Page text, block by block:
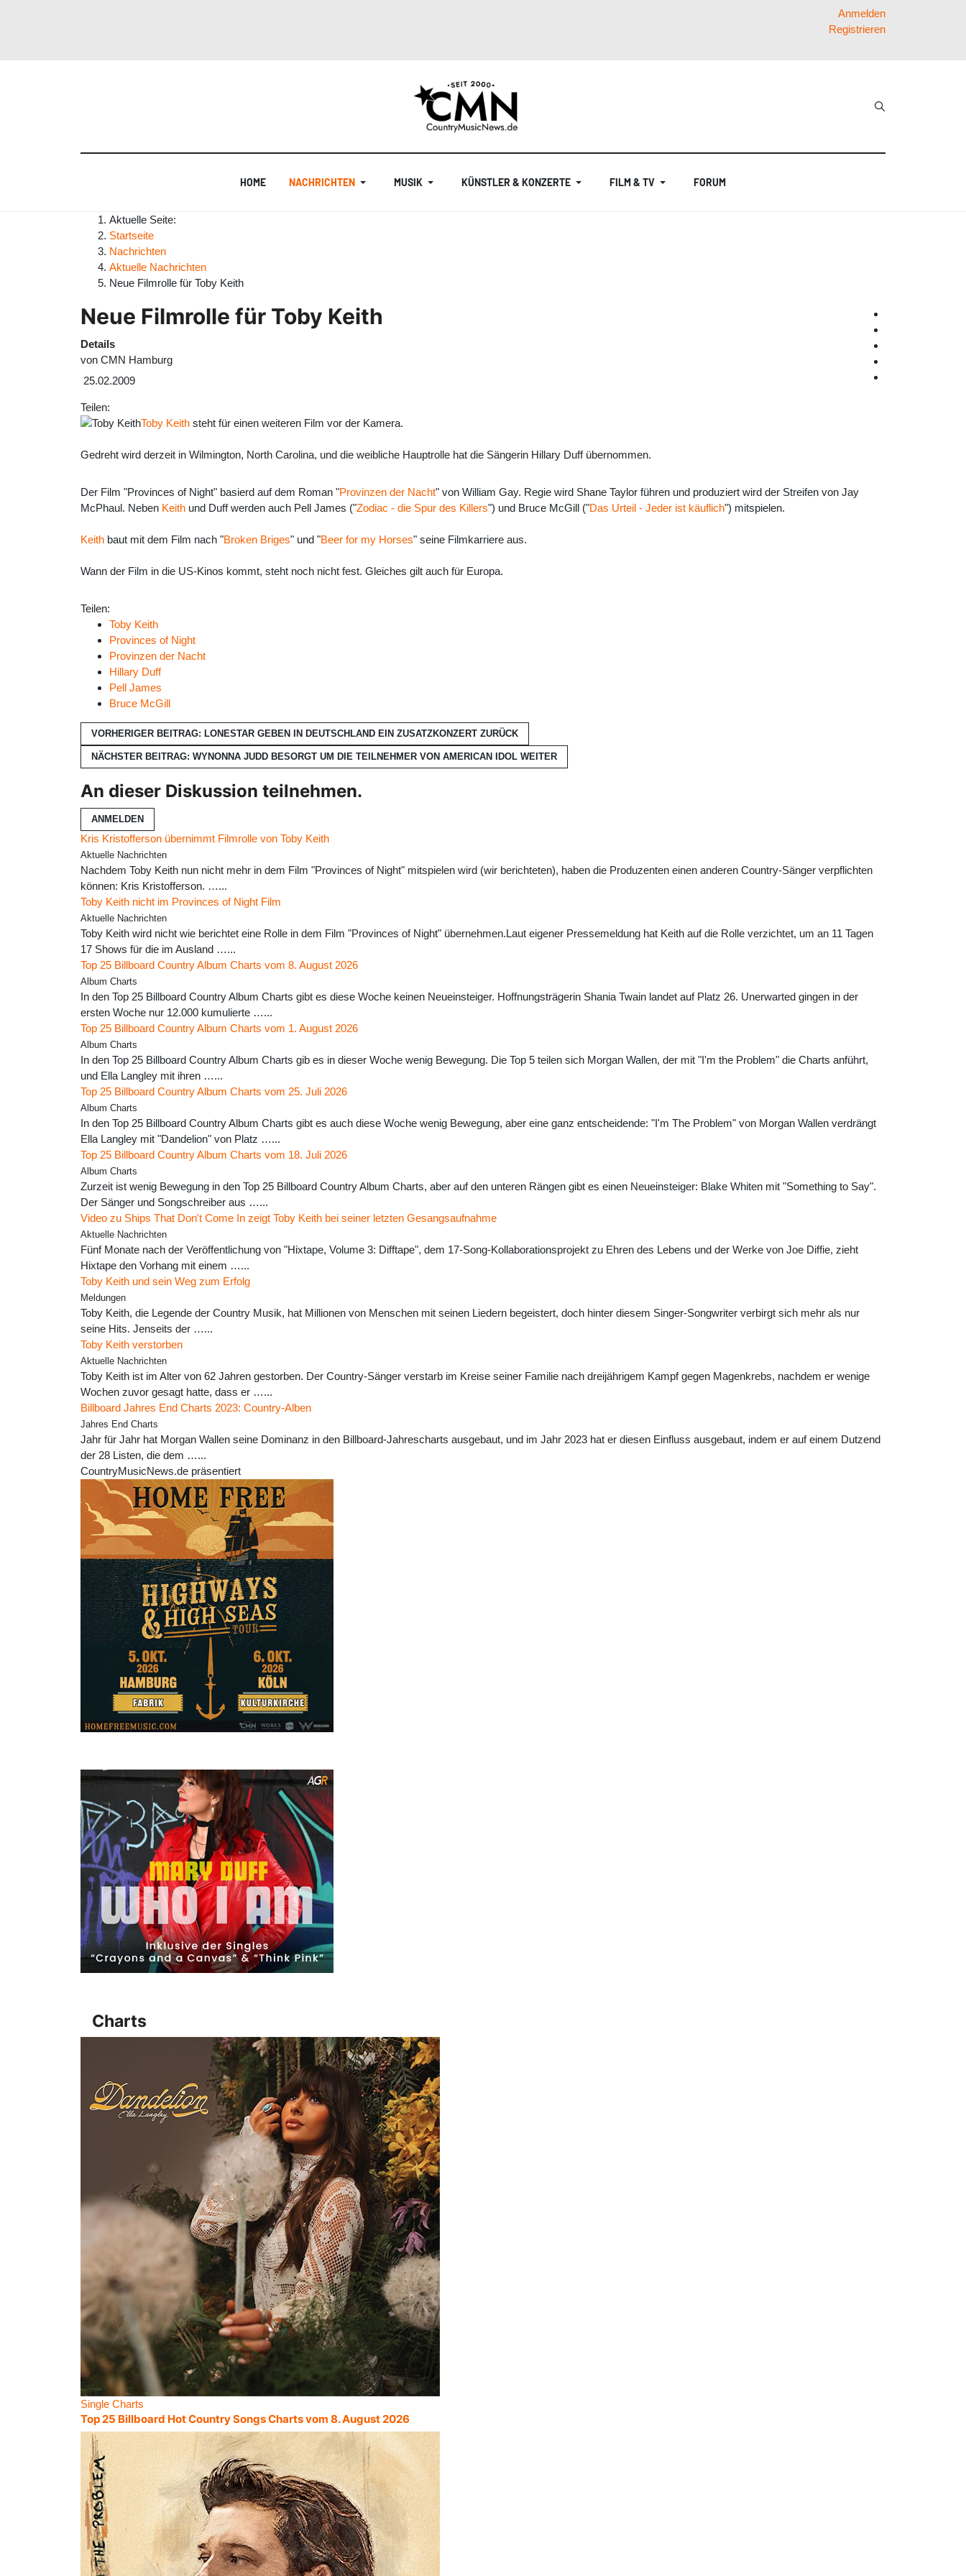
Anmelden
Registrieren
HOME NACHRICHTEN MUSIK KÜNSTLER & KONZERTE FILM & TV FORUM
Aktuelle Seite:
Startseite
Nachrichten
Aktuelle Nachrichten
Neue Filmrolle für Toby Keith
Neue Filmrolle für Toby Keith
Details
von CMN Hamburg
25.02.2009
Teilen:
Toby Keith steht für einen weiteren Film vor der Kamera.
Gedreht wird derzeit in Wilmington, North Carolina, und die weibliche Hauptrolle hat die Sängerin Hillary Duff übernommen.
Der Film "Provinces of Night" basierd auf dem Roman "Provinzen der Nacht" von William Gay. Regie wird Shane Taylor führen und produziert wird der Streifen von Jay
McPhaul. Neben Keith und Duff werden auch Pell James ("Zodiac - die Spur des Killers") und Bruce McGill ("Das Urteil - Jeder ist käuflich") mitspielen.
Keith baut mit dem Film nach "Broken Briges" und "Beer for my Horses" seine Filmkarriere aus.
Wann der Film in die US-Kinos kommt, steht noch nicht fest. Gleiches gilt auch für Europa.
Teilen:
Toby Keith
Provinces of Night
Provinzen der Nacht
Hillary Duff
Pell James
Bruce McGill
VORHERIGER BEITRAG: LONESTAR GEBEN IN DEUTSCHLAND EIN ZUSATZKONZERT ZURÜCK
NÄCHSTER BEITRAG: WYNONNA JUDD BESORGT UM DIE TEILNEHMER VON AMERICAN IDOL WEITER
An dieser Diskussion teilnehmen.
ANMELDEN
Kris Kristofferson übernimmt Filmrolle von Toby Keith
Aktuelle Nachrichten
Nachdem Toby Keith nun nicht mehr in dem Film "Provinces of Night" mitspielen wird (wir berichteten), haben die Produzenten einen anderen Country-Sänger verpflichten
können: Kris Kristofferson. …...
Toby Keith nicht im Provinces of Night Film
Aktuelle Nachrichten
Toby Keith wird nicht wie berichtet eine Rolle in dem Film "Provinces of Night" übernehmen.Laut eigener Pressemeldung hat Keith auf die Rolle verzichtet, um an 11 Tagen
17 Shows für die im Ausland …...
Top 25 Billboard Country Album Charts vom 8. August 2026
Album Charts
In den Top 25 Billboard Country Album Charts gibt es diese Woche keinen Neueinsteiger. Hoffnungsträgerin Shania Twain landet auf Platz 26. Unerwarted gingen in der
ersten Woche nur 12.000 kumulierte …...
Top 25 Billboard Country Album Charts vom 1. August 2026
Album Charts
In den Top 25 Billboard Country Album Charts gib es in dieser Woche wenig Bewegung. Die Top 5 teilen sich Morgan Wallen, der mit "I'm the Problem" die Charts anführt,
und Ella Langley mit ihren …...
Top 25 Billboard Country Album Charts vom 25. Juli 2026
Album Charts
In den Top 25 Billboard Country Album Charts gibt es auch diese Woche wenig Bewegung, aber eine ganz entscheidende: "I'm The Problem" von Morgan Wallen verdrängt
Ella Langley mit "Dandelion" von Platz …...
Top 25 Billboard Country Album Charts vom 18. Juli 2026
Album Charts
Zurzeit ist wenig Bewegung in den Top 25 Billboard Country Album Charts, aber auf den unteren Rängen gibt es einen Neueinsteiger: Blake Whiten mit "Something to Say".
Der Sänger und Songschreiber aus …...
Video zu Ships That Don't Come In zeigt Toby Keith bei seiner letzten Gesangsaufnahme
Aktuelle Nachrichten
Fünf Monate nach der Veröffentlichung von "Hixtape, Volume 3: Difftape", dem 17-Song-Kollaborationsprojekt zu Ehren des Lebens und der Werke von Joe Diffie, zieht
Hixtape den Vorhang mit einem …...
Toby Keith und sein Weg zum Erfolg
Meldungen
Toby Keith, die Legende der Country Musik, hat Millionen von Menschen mit seinen Liedern begeistert, doch hinter diesem Singer-Songwriter verbirgt sich mehr als nur
seine Hits. Jenseits der …...
Toby Keith verstorben
Aktuelle Nachrichten
Toby Keith ist im Alter von 62 Jahren gestorben. Der Country-Sänger verstarb im Kreise seiner Familie nach dreijährigem Kampf gegen Magenkrebs, nachdem er wenige
Wochen zuvor gesagt hatte, dass er …...
Billboard Jahres End Charts 2023: Country-Alben
Jahres End Charts
Jahr für Jahr hat Morgan Wallen seine Dominanz in den Billboard-Jahrescharts ausgebaut, und im Jahr 2023 hat er diesen Einfluss ausgebaut, indem er auf einem Dutzend
der 28 Listen, die dem …...
CountryMusicNews.de präsentiert
Charts
Single Charts
Top 25 Billboard Hot Country Songs Charts vom 8. August 2026